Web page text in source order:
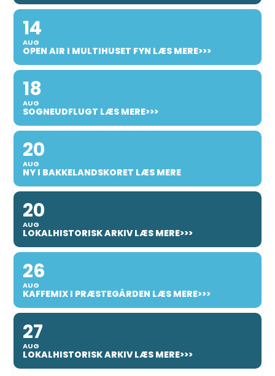
14
AUG
OPEN AIR I MULTIHUSET FYN LÆS MERE>>>
18
AUG
SOGNEUDFLUGT LÆS MERE>>>
20
AUG
NY I BAKKELANDSKORET LÆS MERE
20
AUG
LOKALHISTORISK ARKIV LÆS MERE>>>
26
AUG
KAFFEMIX I PRÆSTEGÅRDEN LÆS MERE>>>
27
AUG
LOKALHISTORISK ARKIV LÆS MERE>>>